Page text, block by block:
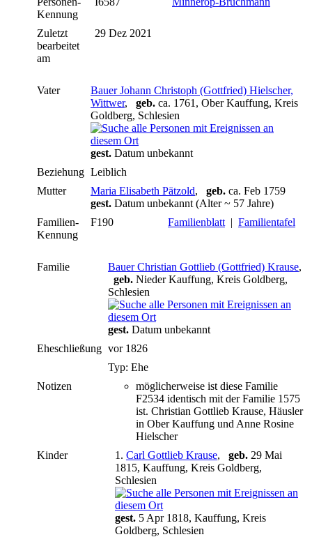
Kennung
Zuletzt
bearbeitet
am
29 Dez 2021
Vater
Bauer Johann Christoph (Gottfried) Hielscher,
Wittwer, geb. ca. 1761, Ober Kauffung, Kreis
Goldberg, Schlesien
gest. Datum unbekannt
Beziehung Leiblich
Mutter
Maria Elisabeth Pätzold, geb. ca. Feb 1759
gest. Datum unbekannt (Alter ~ 57 Jahre)
Familien-
Kennung
F190 Familienblatt | Familientafel
Familie Bauer Christian Gottlieb (Gottfried) Krause,
geb. Nieder Kauffung, Kreis Goldberg,
Schlesien
gest. Datum unbekannt
Eheschließung vor 1826
Typ: Ehe
Notizen
möglicherweise ist diese Familie
F2534 identisch mit der Familie 1575
ist. Christian Gottlieb Krause, Häusler
in Ober Kauffung und Anne Rosine
Hielscher
Kinder
1. Carl Gottlieb Krause, geb. 29 Mai
1815, Kauffung, Kreis Goldberg,
Schlesien
gest. 5 Apr 1818, Kauffung, Kreis
Goldberg, Schlesien